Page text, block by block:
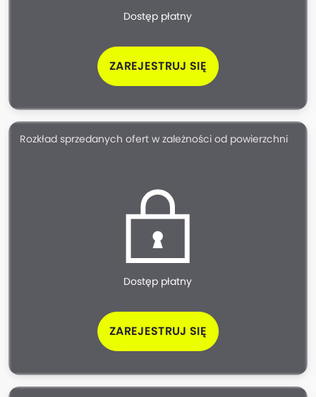
Dostęp płatny
ZAREJESTRUJ SIĘ
Rozkład sprzedanych ofert w zależności od powierzchni
Dostęp płatny
ZAREJESTRUJ SIĘ